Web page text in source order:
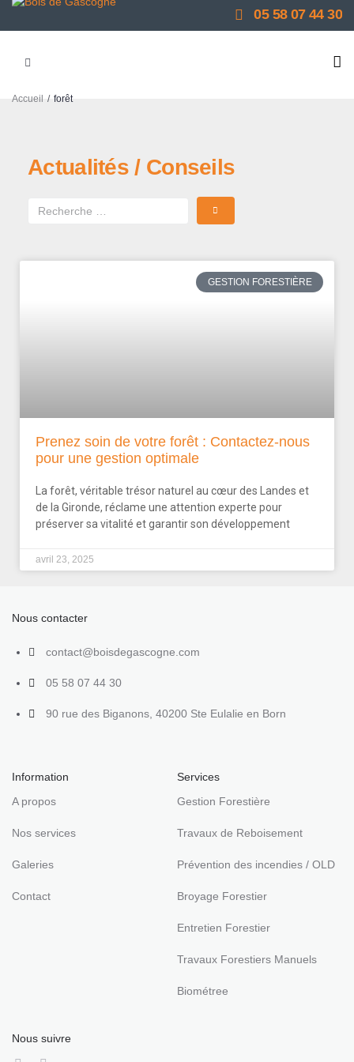
05 58 07 44 30
Accueil / forêt
Actualités / Conseils
GESTION FORESTIÈRE
Prenez soin de votre forêt : Contactez-nous
pour une gestion optimale
La forêt, véritable trésor naturel au cœur des Landes et
de la Gironde, réclame une attention experte pour
préserver sa vitalité et garantir son développement
avril 23, 2025
Nous contacter
contact@boisdegascogne.com
05 58 07 44 30
90 rue des Biganons, 40200 Ste Eulalie en Born
Information
A propos
Nos services
Galeries
Contact
Services
Gestion Forestière
Travaux de Reboisement
Prévention des incendies / OLD
Broyage Forestier
Entretien Forestier
Travaux Forestiers Manuels
Biométree
Nous suivre